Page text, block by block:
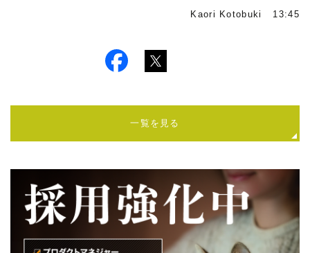
Kaori Kotobuki 13:45
一覧を見る